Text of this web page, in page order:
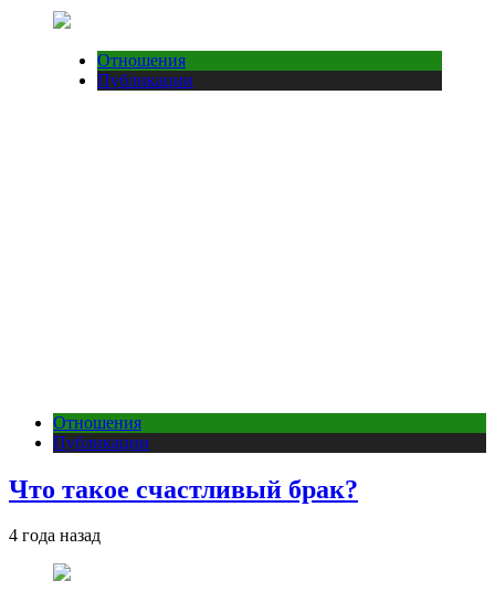
Отношения
Публикации
Отношения
Публикации
Что такое счастливый брак?
4 года назад